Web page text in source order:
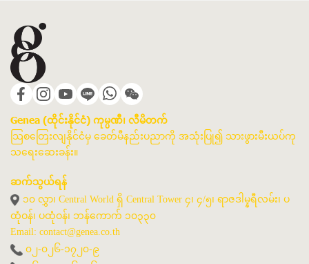
Genea (ထိုင်းနိုင်ငံ) ကုမ္ပဏီ၊ လီမိတက်
သြစတြေးလျနိုင်ငံမှ ခေတ်မီနည်းပညာကို အသုံးပြု၍ သားဖွားမီးယပ်ကု
သရေးဆေးခန်း။
ဆက်သွယ်ရန်
၁၀ လွှာ၊ Central World ရှိ Central Tower ၄၊ ၄/၅၊ ရာဇဒါမ္နရီလမ်း၊ ပ
ထုံဝန်၊ ပထုံဝန်၊ ဘန်ကောက် ၁၀၃၃၀
Email: contact@genea.co.th
၀၂-၀၂၆-၁၇၂၀-၉